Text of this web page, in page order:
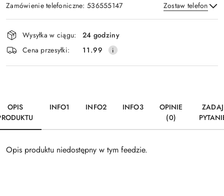
Zamówienie telefoniczne: 536555147 Zostaw telefon
Wyślij
Dostępność
i
dostawa
Wysyłka w ciągu:
24 godziny
Cena przesyłki:
11.99
OPIS
INFO1 INFO2 INFO3
OPINIE
(0)
ZADAJ
Opis produktu niedostępny w tym feedzie.